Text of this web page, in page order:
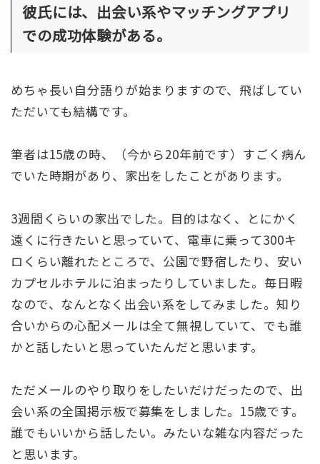
彼氏には、出会い系やマッチングアプリ
での成功体験がある。
めちゃ長い自分語りが始まりますので、飛ばしてい
ただいても結構です。
筆者は15歳の時、（今から20年前です）すごく病ん
でいた時期があり、家出をしたことがあります。
3週間くらいの家出でした。目的はなく、とにかく
遠くに行きたいと思っていて、電車に乗って300キ
ロくらい離れたところで、公園で野宿したり、安い
カプセルホテルに泊まったりしていました。毎日暇
なので、なんとなく出会い系をしてみました。知り
合いからの心配メールは全て無視していて、でも誰
かと話したいと思っていたんだと思います。
ただメールのやり取りをしたいだけだったので、出
会い系の全国掲示板で募集をしました。15歳です。
誰でもいいから話したい。みたいな雑な内容だった
と思います。